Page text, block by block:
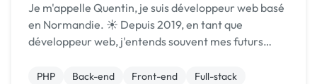
Je m'appelle Quentin, je suis développeur web basé
en Normandie. ☀️ Depuis 2019, en tant que
développeur web, j'entends souvent mes futurs
aucun ne correspond vraiment à mes besoins." ...
PHP Back-end Front-end
Full-stack